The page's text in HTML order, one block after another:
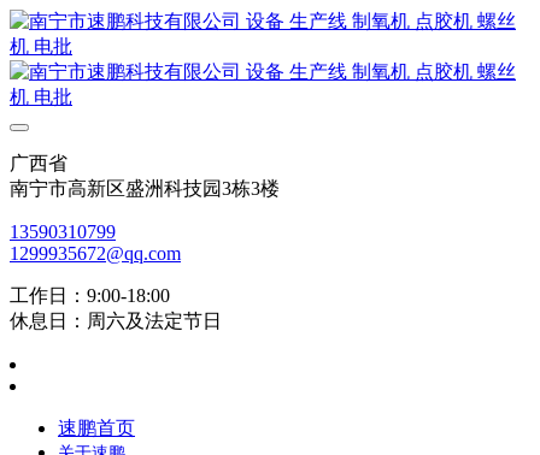
广西省
南宁市高新区盛洲科技园3栋3楼
13590310799
1299935672@qq.com
工作日：9:00-18:00
休息日：周六及法定节日
速鹏首页